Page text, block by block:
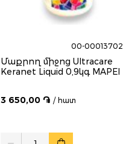
00-00013702
Մաքրող միջոց Ultracare
Keranet Liquid 0,9կգ MAPEI
3 650,00 ֏ / հատ